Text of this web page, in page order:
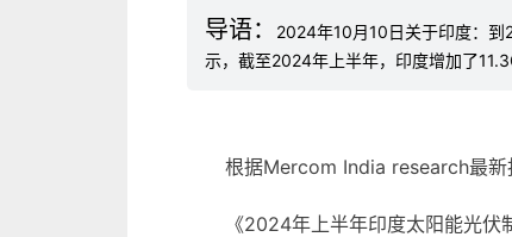
2024年10月10日关于印度：
示，截至2024年上半年，印度增加了
根据Mercom India research最新
《2024年上半年印度太阳能光